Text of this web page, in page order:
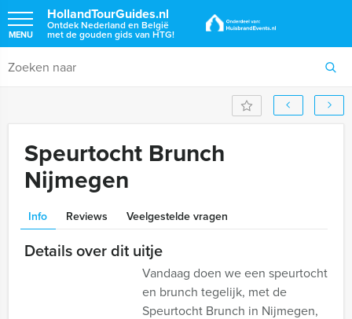
HollandTourGuides.nl
Ontdek Nederland en België
met de gouden gids van HTG!
MENU
Speurtocht Brunch
Nijmegen
Info Reviews Veelgestelde vragen
Details over dit uitje
Vandaag doen we een speurtocht
en brunch tegelijk, met de
Speurtocht Brunch in Nijmegen,